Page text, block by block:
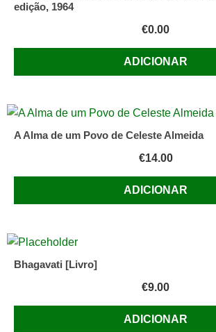
edição, 1964
€0.00
ADICIONAR
A Alma de um Povo de Celeste Almeida
€14.00
ADICIONAR
Bhagavati [Livro]
€9.00
ADICIONAR